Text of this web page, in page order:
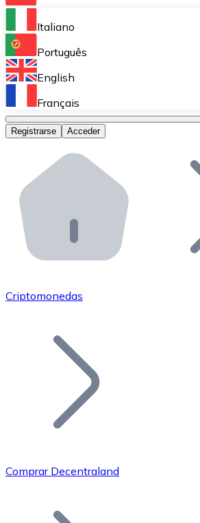
Bitnovo Ramp
Integra nuestra solución en tu
Bitnovo Giftcards
Bitnovo OTC
Bitnovo ATM
Integra un ATM Bitnovo en tu
Bitnovo API
Integra nuestra API en tu
Únete a nuestra red de
Añade tu proyecto a nuestro
Bitcoin
Italiano
Português
English
Français
Registrarse Acceder
Criptomonedas
Comprar Decentraland